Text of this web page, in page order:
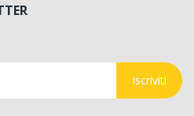
Iscriviti